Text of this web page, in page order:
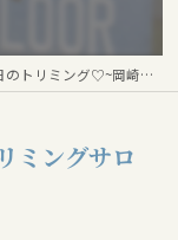
リミング♡⁠~岡崎トリミングサロン~
ミングサロ